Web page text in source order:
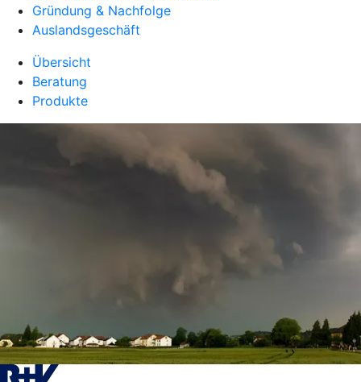
Gründung & Nachfolge
Auslandsgeschäft
Übersicht
Beratung
Produkte